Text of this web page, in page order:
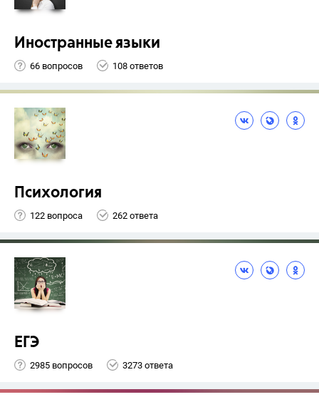
Иностранные языки
66 вопросов 108 ответов
Психология
122 вопроса 262 ответа
ЕГЭ
2985 вопросов 3273 ответа